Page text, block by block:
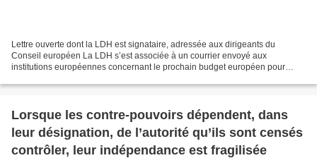
Lettre ouverte dont la LDH est signataire, adressée aux dirigeants du
Conseil européen La LDH s’est associée à un courrier envoyé aux
institutions européennes concernant le prochain budget européen pour
Lorsque les contre-pouvoirs dépendent, dans
leur désignation, de l’autorité qu’ils sont censés
contrôler, leur indépendance est fragilisée